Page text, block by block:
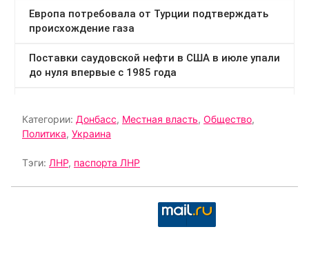
Категории: Донбасс, Местная власть, Общество,
Политика, Украина
Тэги: ЛНР, паспорта ЛНР